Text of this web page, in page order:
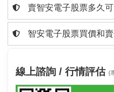
賣智安電子股票多久
智安電子股票買價和
線上諮詢 / 行情評估 (